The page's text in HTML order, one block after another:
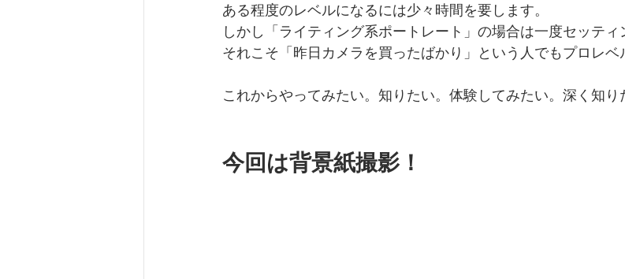
ある程度のレベルになるには少々時間を要します。
しかし「ライティング系ポートレート」の場合は一度セッテ
それこそ「昨日カメラを買ったばかり」という人でもプロレベ
これからやってみたい。知りたい。体験してみたい。深く知
今回は背景紙撮影！